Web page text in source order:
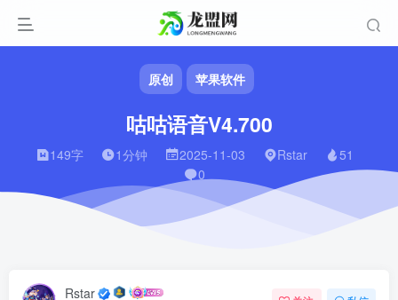
原创 苹果软件
咕咕语音V4.700
149字 1分钟 2025-11-03 Rstar
51
0
Rstar